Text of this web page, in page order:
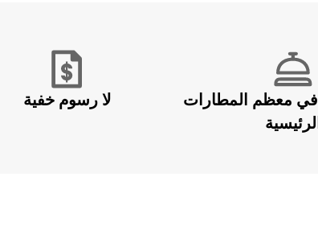
لا رسوم خفية
خدمة 24/ 7 في معظم المطارات
الرئيسية